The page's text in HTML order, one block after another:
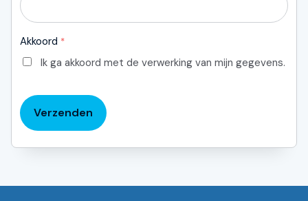
Akkoord *
Ik ga akkoord met de verwerking van mijn gegevens.
Verzenden